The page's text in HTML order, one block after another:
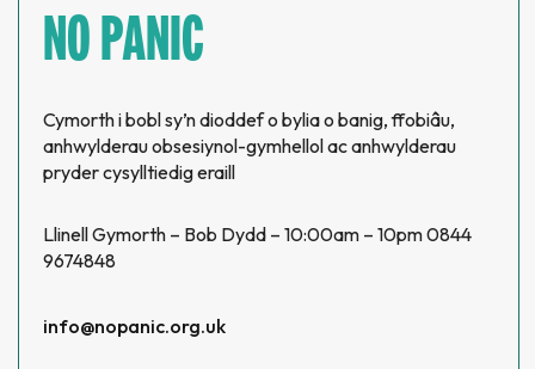
NO PANIC
Cymorth i bobl sy’n dioddef o bylia o banig, ffobiâu,
anhwylderau obsesiynol-gymhellol ac anhwylderau
pryder cysylltiedig eraill
Llinell Gymorth – Bob Dydd – 10:00am – 10pm 0844
9674848
info@nopanic.org.uk